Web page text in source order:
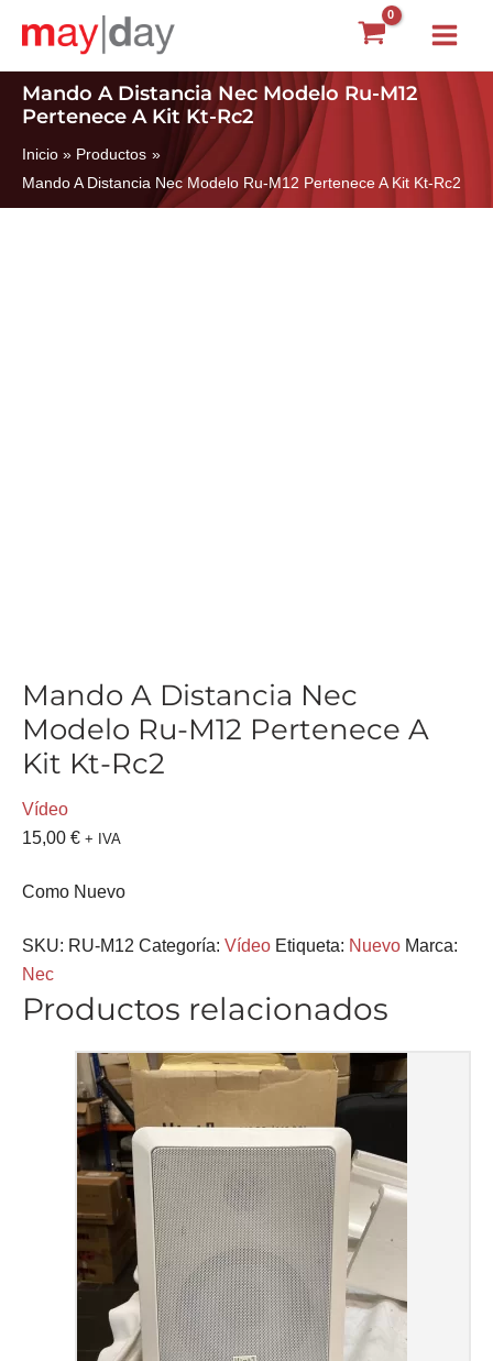
contenido
Main
Menu
Mando A Distancia Nec Modelo Ru-M12
Pertenece A Kit Kt-Rc2
Inicio
Productos
Mando A Distancia Nec Modelo Ru-M12 Pertenece A Kit Kt-Rc2
Mando A Distancia Nec
Modelo Ru-M12 Pertenece A
Kit Kt-Rc2
Vídeo
15,00 € + IVA
Como Nuevo
SKU: RU-M12 Categoría: Vídeo Etiqueta: Nuevo Marca:
Nec
Productos relacionados